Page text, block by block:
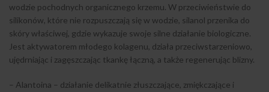
wodzie pochodnych organicznego krzemu. W przeciwieństwie do
silikonów, które nie rozpuszczają się w wodzie, silanol przenika do
skóry właściwej, gdzie wykazuje swoje silne działanie biologiczne.
Jest aktywatorem młodego kolagenu, działa przeciwstarzeniowo,
ujędrniając i zagęszczając tkankę łączną, a także regenerując blizny.
– Alantoina – działanie delikatnie złuszczające, zmiękczające i